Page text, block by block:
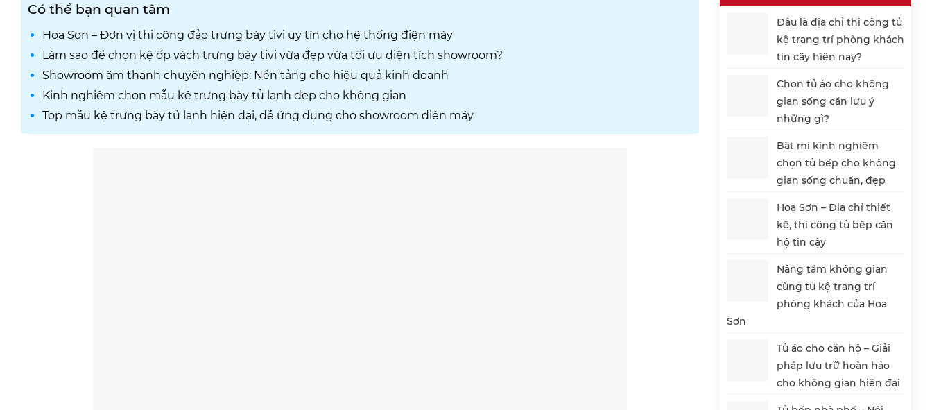
Có thể bạn quan tâm
Hoa Sơn – Đơn vị thi công đảo trưng bày tivi uy tín cho hệ thống điện máy
Làm sao để chọn kệ ốp vách trưng bày tivi vừa đẹp vừa tối ưu diện tích showroom?
Showroom âm thanh chuyên nghiệp: Nền tảng cho hiệu quả kinh doanh
Kinh nghiệm chọn mẫu kệ trưng bày tủ lạnh đẹp cho không gian
Top mẫu kệ trưng bày tủ lạnh hiện đại, dễ ứng dụng cho showroom điện máy
Đâu là địa chỉ thi công tủ
kệ trang trí phòng khách
tin cậy hiện nay?
Chọn tủ áo cho không
gian sống cần lưu ý
những gì?
Bật mí kinh nghiệm
chọn tủ bếp cho không
gian sống chuẩn, đẹp
Hoa Sơn – Địa chỉ thiết
kế, thi công tủ bếp căn
hộ tin cậy
Nâng tầm không gian
cùng tủ kệ trang trí
phòng khách của Hoa
Sơn
Tủ áo cho căn hộ – Giải
pháp lưu trữ hoàn hảo
cho không gian hiện đại